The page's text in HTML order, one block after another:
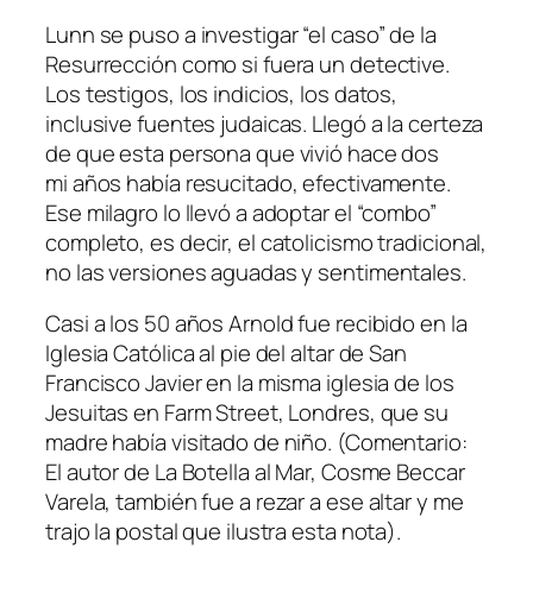
Lunn se puso a investigar “el caso” de la
Resurrección como si fuera un detective.
Los testigos, los indicios, los datos,
inclusive fuentes judaicas. Llegó a la certeza
de que esta persona que vivió hace dos
mi años había resucitado, efectivamente.
Ese milagro lo llevó a adoptar el “combo”
completo, es decir, el catolicismo tradicional,
no las versiones aguadas y sentimentales.
Casi a los 50 años Arnold fue recibido en la
Iglesia Católica al pie del altar de San
Francisco Javier en la misma iglesia de los
Jesuitas en Farm Street, Londres, que su
madre había visitado de niño. (Comentario:
El autor de La Botella al Mar, Cosme Beccar
Varela, también fue a rezar a ese altar y me
trajo la postal que ilustra esta nota).